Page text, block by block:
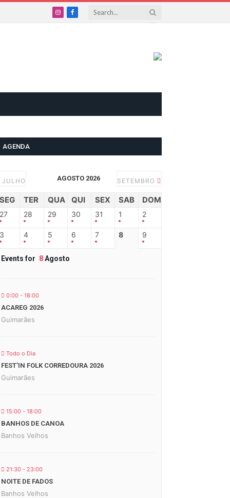
InstagramFacebook
AGENDA
JULHO AGOSTO 2026 SETEMBRO
SEG TER QUA QUI SEX SAB DOM
27 28 29 30 31 1 2
3 4 5 6 7 8 9
Events for 8Agosto
0:00 - 18:00
ACAREG 2026
Guimarães
Todo o Dia
FEST’IN FOLK CORREDOURA 2026
Guimarães
15:00 - 18:00
BANHOS DE CANOA
Banhos Velhos
21:30 - 23:00
NOITE DE FADOS
Banhos Velhos